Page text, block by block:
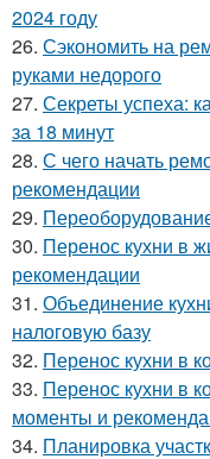
2024 году
26. Сэкономить на
руками недорого
27. Секреты успеха:
за 18 минут
28. С чего начать
рекомендации
29.
30. Перенос кухни в
рекомендации
31. Объединение
налоговую базу
32. Перенос кухни в
33. Перенос кухни в
моменты и
34. Планировка